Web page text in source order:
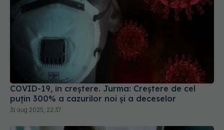
COVID-19, în creștere. Jurma: Creștere de cel
puțin 300% a cazurilor noi și a deceselor
31 aug 2025, 22:37